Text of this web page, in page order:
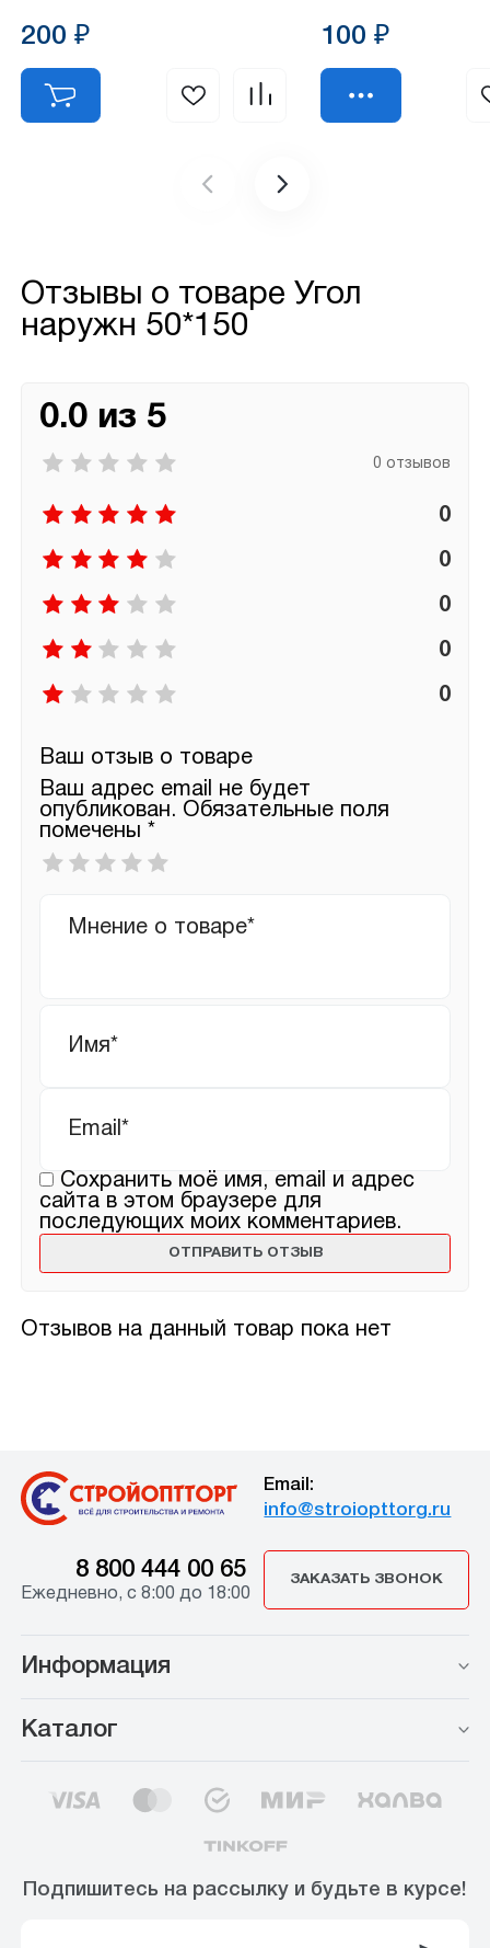
200 ₽ 100 ₽
Отзывы о товаре Угол
наружн 50*150
Отзывов на данный товар пока нет
0.0 из 5
0 отзывов
0
0
0
0
0
Ваш отзыв о товаре
Ваш адрес email не будет
опубликован. Обязательные поля
помечены *
Ваша
оценка
отзыв
Сохранить моё имя, email и адрес
сайта в этом браузере для
последующих моих комментариев.
Email:
info@stroiopttorg.ru
8 800 444 00 65
Ежедневно, с 8:00 до 18:00
ЗАКАЗАТЬ ЗВОНОК
Информация
Каталог
Подпишитесь на рассылку и будьте в курсе!